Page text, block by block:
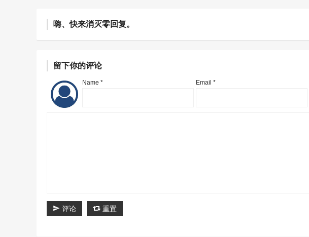
嗨、快来消灭零回复。
留下你的评论
Name * Email *
评论 重置